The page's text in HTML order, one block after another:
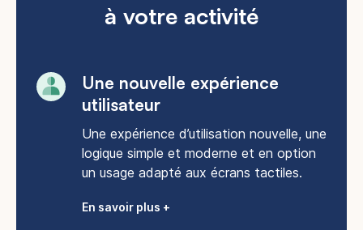
à votre activité
Une nouvelle expérience
utilisateur​
Une expérience d’utilisation nouvelle, une
logique simple et moderne et en option
un usage adapté aux écrans tactiles.
En savoir plus +